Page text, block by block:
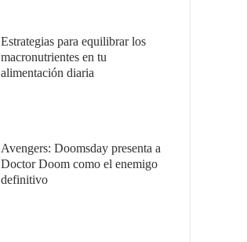
Estrategias para equilibrar los
macronutrientes en tu
alimentación diaria
Avengers: Doomsday presenta a
Doctor Doom como el enemigo
definitivo